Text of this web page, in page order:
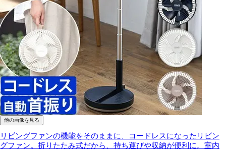
他の画像を見る
リビングファンの機能をそのままに、コードレスになったリビン
グファン。折りたたみ式だから、持ち運びや収納が便利に。室内